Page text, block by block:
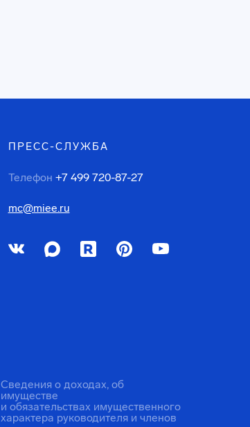
ПРЕСС-СЛУЖБА
Телефон +7 499 720-87-27
mc@miee.ru
Сведения о доходах, об
имуществе
и обязательствах имущественного
характера руководителя и членов